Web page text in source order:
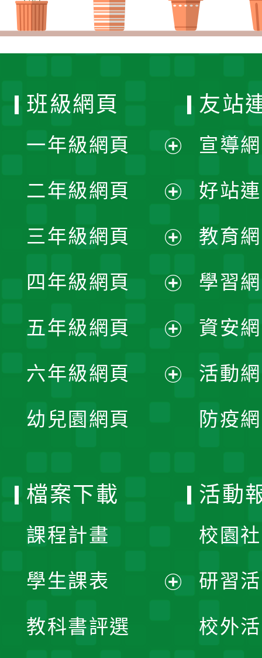
班級網頁
一年級網頁
開
選
單
二年級網頁
開
選
單
三年級網頁
開
選
單
四年級網頁
開
選
五年級網頁
開
六年級網頁
幼兒園網頁
友站
宣導
好站
教育
學習
資安
活動
防疫
檔案下載
課程計畫
學生課表
教科書評選
活動
校園
研習
校外